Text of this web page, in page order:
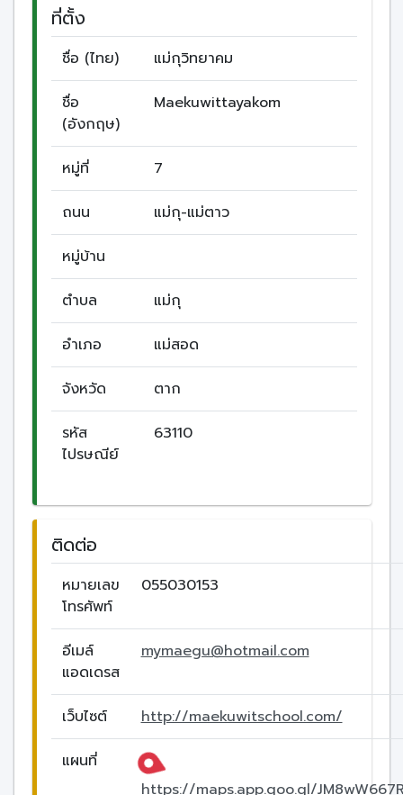
ที่ตั้ง
ชื่อ (ไทย) แม่กุวิทยาคม
ชื่อ
(อังกฤษ)
Maekuwittayakom
หมู่ที่ 7
ถนน แม่กุ-แม่ตาว
หมู่บ้าน
ตำบล แม่กุ
อำเภอ แม่สอด
จังหวัด ตาก
รหัส
ไปรษณีย์
63110
ติดต่อ
หมายเลข
โทรศัพท์
055030153
อีเมล์
แอดเดรส
mymaegu@hotmail.com
เว็บไซต์ http://maekuwitschool.com/
แผนที่
https://maps.app.goo.gl/